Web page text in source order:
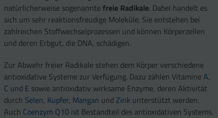
natürlicherweise sogenannte freie Radikale. Dabei handelt es
sich um sehr reaktionsfreudige Moleküle. Sie entstehen bei
zahlreichen Stoffwechselprozessen und können Körperzellen
und deren Erbgut, die DNA, schädigen.
Zur Abwehr freier Radikale stehen dem Körper verschiedene
antioxidative Systeme zur Verfügung. Dazu zählen Vitamine A,
C und E sowie antioxidativ wirksame Enzyme, deren Aktivität
durch Selen, Kupfer, Mangan und Zink unterstützt werden.
Auch Coenzym Q10 ist Bestandteil des antioxidativen Systems.